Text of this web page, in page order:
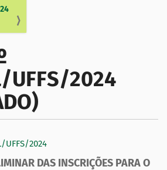
UFFS/2024
UFFS/2024
DAS INSCRIÇÕES PARA O